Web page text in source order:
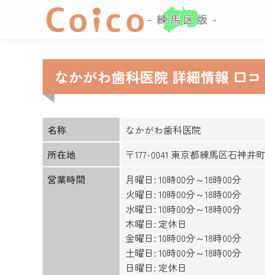
なかがわ歯科医院 詳細情報 口
名称
なかがわ歯科医院
所在地
〒177-0041 東京都練馬区石神井
営業時間
月曜日: 10時00分～18時00分
火曜日: 10時00分～18時00分
水曜日: 10時00分～18時00分
木曜日: 定休日
金曜日: 10時00分～18時00分
土曜日: 10時00分～18時00分
日曜日: 定休日